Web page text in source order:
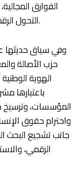
الفوارق
التحول الرقمي، وترسيخ مبادئ الحكامة والشفافية.
وفي سياق حديثها
حزب الأصالة
الهوية
باعتبارها
المؤسسات، وترسيخ
واحترام حقوق
جانب تشجيع البحث
الرقمي،